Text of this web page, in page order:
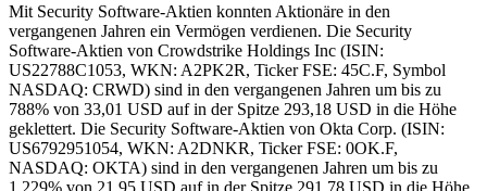
Mit Security Software-Aktien konnten Aktionäre in den
vergangenen Jahren ein Vermögen verdienen. Die Security
Software-Aktien von Crowdstrike Holdings Inc (ISIN:
US22788C1053, WKN: A2PK2R, Ticker FSE: 45C.F, Symbol
NASDAQ: CRWD) sind in den vergangenen Jahren um bis zu
788% von 33,01 USD auf in der Spitze 293,18 USD in die Höhe
geklettert. Die Security Software-Aktien von Okta Corp. (ISIN:
US6792951054, WKN: A2DNKR, Ticker FSE: 0OK.F,
NASDAQ: OKTA) sind in den vergangenen Jahren um bis zu
1.229% von 21,95 USD auf in der Spitze 291,78 USD in die Höhe